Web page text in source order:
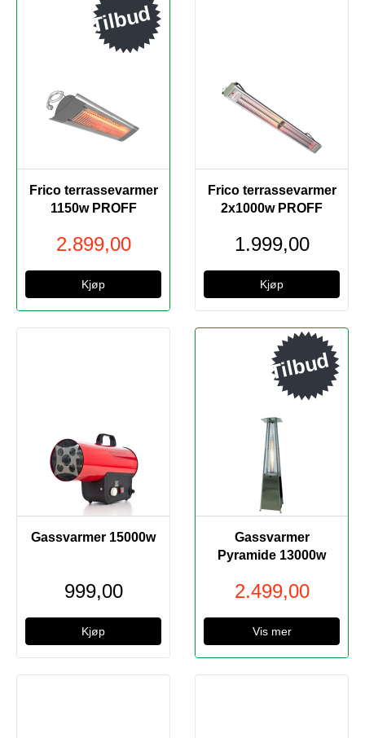
Tilbud
Frico terrassevarmer
1150w PROFF
2.899,00
Frico terrassevarmer
2x1000w PROFF
1.999,00
Gassvarmer 15000w
999,00
Tilbud
Utsolgt
Gassvarmer
Pyramide 13000w
2.499,00
Vis mer